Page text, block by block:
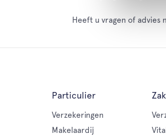
Heeft u vragen of advies
Particulier
Verzekeringen
Makelaardij